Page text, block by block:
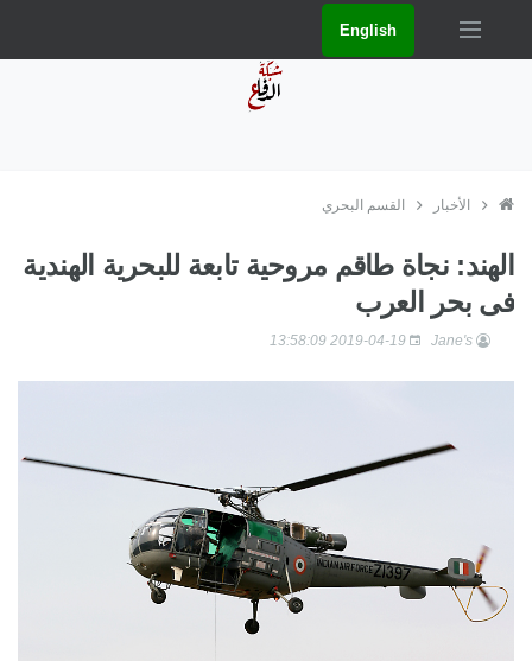
English
الأخبار القسم البحري
الهند: نجاة طاقم مروحية تابعة للبحرية الهندية
فى بحر العرب
Jane's